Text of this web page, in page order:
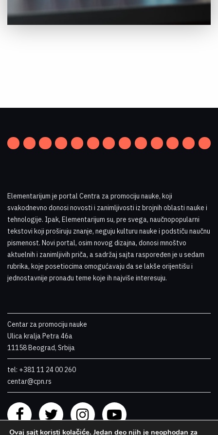
Elementarijum je portal Centra za promociju nauke, koji
svakodnevno donosi novosti i zanimljivosti iz brojnih oblasti nauke i
tehnologije. Ipak, Elementarijum su, pre svega, naučnopopularni
tekstovi koji proširuju znanje, neguju kulturu nauke i podstiču naučnu
pismenost. Novi portal, osim novog dizajna, donosi mnoštvo
aktuelnih i zanimljivih priča, a sadržaj sajta raspoređen je u sedam
rubrika, koje posetiocima omogućavaju da se lakše orijentišu i
jednostavnije pronađu teme koje ih najviše interesuju.
Centar za promociju nauke
Ulica kralja Petra 46a
11158 Beograd, Srbija
tel: +381 11 24 00 260
centar@cpn.rs
Ovaj sajt koristi kolačiće. Jedan deo njih je neophodan za